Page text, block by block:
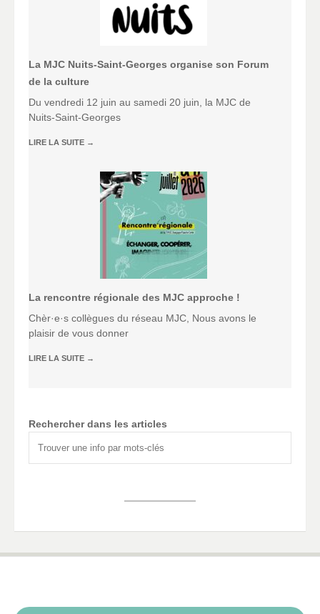
La MJC Nuits-Saint-Georges organise son Forum
de la culture
Du vendredi 12 juin au samedi 20 juin, la MJC de
Nuits-Saint-Georges
LIRE LA SUITE →
La rencontre régionale des MJC approche !
Chèr·e·s collègues du réseau MJC, Nous avons le
plaisir de vous donner
LIRE LA SUITE →
Rechercher dans les articles